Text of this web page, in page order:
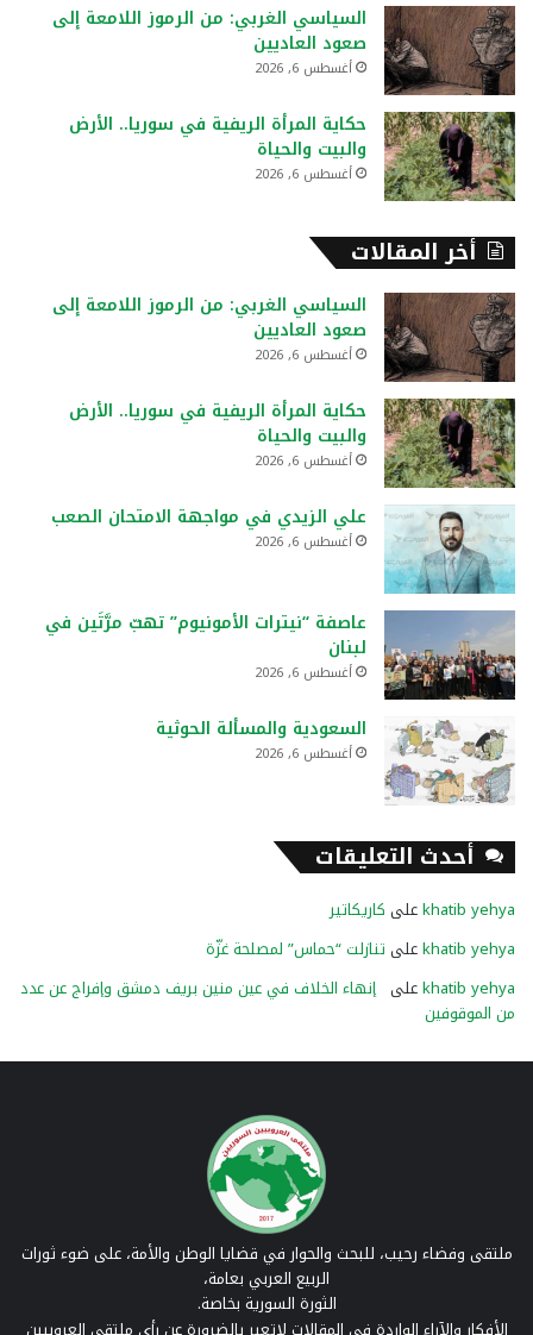
السياسي الغربي: من الرموز اللامعة إلى
صعود العاديين
أغسطس 6, 2026
حكاية المرأة الريفية في سوريا.. الأرض
والبيت والحياة
أغسطس 6, 2026
أخر المقالات
السياسي الغربي: من الرموز اللامعة إلى
صعود العاديين
أغسطس 6, 2026
حكاية المرأة الريفية في سوريا.. الأرض
والبيت والحياة
أغسطس 6, 2026
علي الزيدي في مواجهة الامتحان الصعب
أغسطس 6, 2026
عاصفة “نيترات الأمونيوم” تهبّ مرَّتَين في
لبنان
أغسطس 6, 2026
السعودية والمسألة الحوثية
أغسطس 6, 2026
أحدث التعليقات
khatib yehyaعلى كاريكاتير
khatib yehyaعلى تنازلت “حماس” لمصلحة غزّة
khatib yehyaعلى إنهاء الخلاف في عين منين بريف دمشق وإفراج عن عدد
من الموقوفين
ملتقى وفضاء رحيب، للبحث والحوار في قضايا الوطن والأمة، على ضوء ثورات
الربيع العربي بعامة،
الثورة السورية بخاصة.